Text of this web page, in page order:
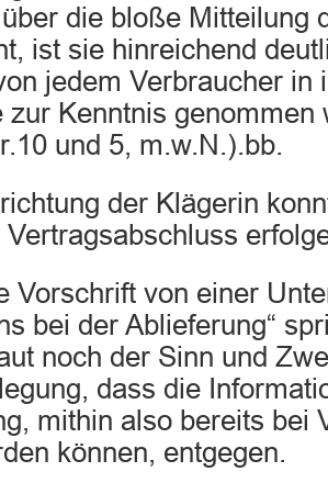
die bloße Mitteilung
ist sie hinreichend
jedem Verbraucher in
zur Kenntnis genommen
und 5, m.w.N.).bb.
der Klägerin
Vertragsabschluss
Vorschrift von einer
bei der Ablieferung“
noch der Sinn und
dass die
mithin also bereits bei
können, entgegen.